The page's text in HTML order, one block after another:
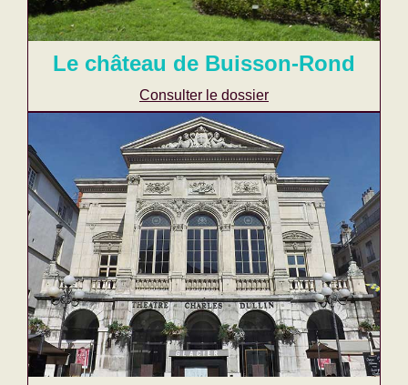
Le château de Buisson-Rond
Consulter le dossier